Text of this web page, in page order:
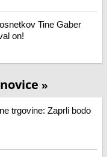
Tine Gaber
on!
»
trgovine: Zaprli bodo